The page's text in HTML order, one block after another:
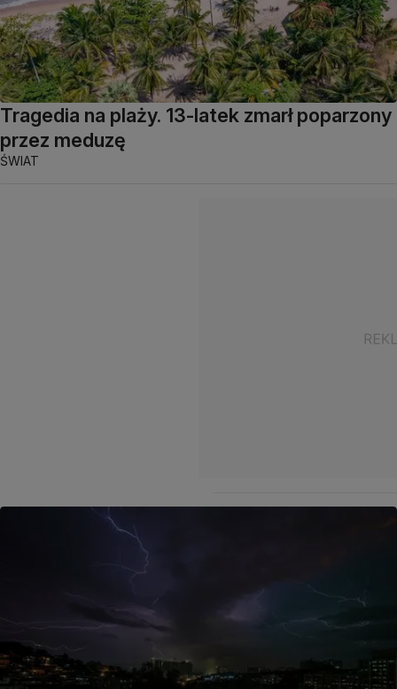
Tragedia na plaży. 13-latek zmarł poparzony
przez meduzę
ŚWIAT